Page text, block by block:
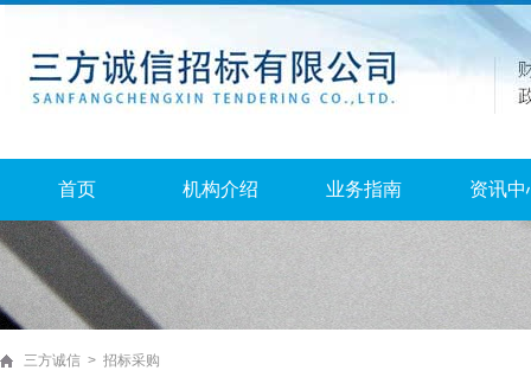
首页 机构介绍 业务指南 资讯中
三方诚信 > 招标采购